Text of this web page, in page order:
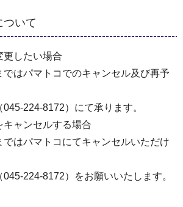
ついて
更したい場合
ではパマトコでのキャンセル及び再予
224-8172）にて承ります。
キャンセルする場合
はパマトコにてキャンセルいただけ
224-8172）をお願いいたします。